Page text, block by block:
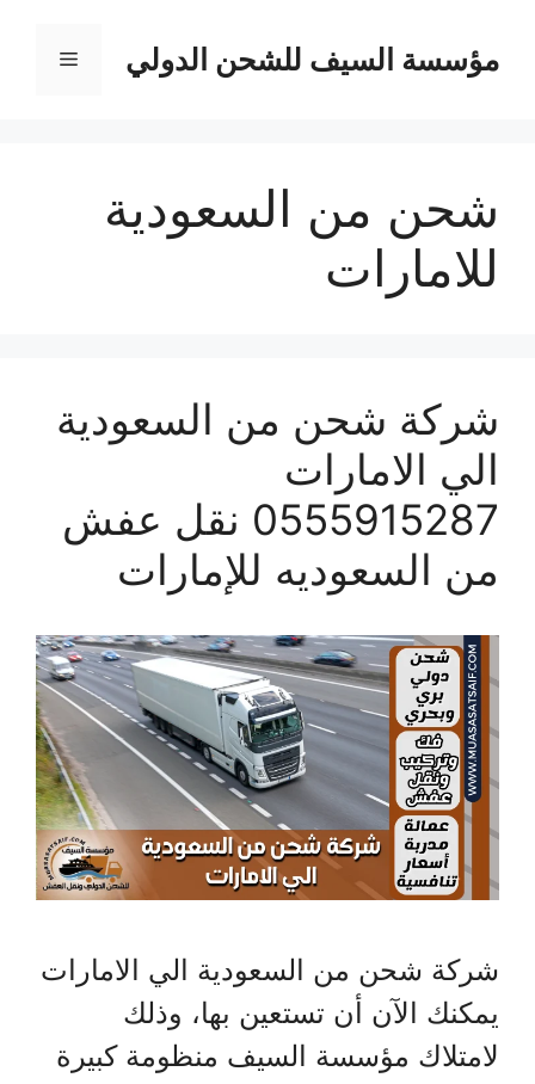
المحتوىمؤسسة السيف للشحن الدولي القائمة
شحن من السعودية
للامارات
شركة شحن من السعودية
الي الامارات
0555915287 نقل عفش
من السعوديه للإمارات
شركة شحن من السعودية الي الامارات
يمكنك الآن أن تستعين بها، وذلك
لامتلاك مؤسسة السيف منظومة كبيرة